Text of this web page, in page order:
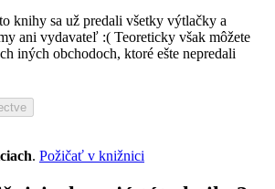
knihy sa už predali všetky výtlačky a
ani vydavateľ :( Teoreticky však môžete
iných obchodoch, ktoré ešte nepredali
. Požičať v knižnici